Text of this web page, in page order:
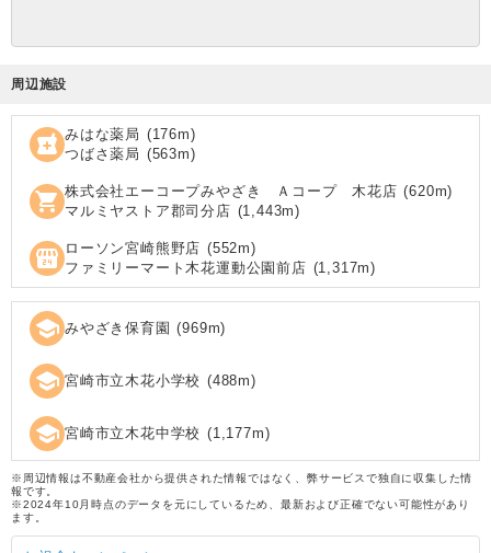
周辺施設
local_pharmacy みはな薬局 (176m)
つばさ薬局 (563m)
shopping_cart 株式会社エーコープみやざき Ａコープ 木花店 (620m)
マルミヤストア郡司分店 (1,443m)
local_convenience_store ローソン宮崎熊野店 (552m)
ファミリーマート木花運動公園前店 (1,317m)
school みやざき保育園 (969m)
school 宮崎市立木花小学校 (488m)
school 宮崎市立木花中学校 (1,177m)
※周辺情報は不動産会社から提供された情報ではなく、弊サービスで独自に収集した情
報です。
※2024年10月時点のデータを元にしているため、最新および正確でない可能性があり
ます。